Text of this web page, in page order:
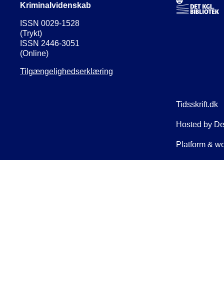
Kriminalvidenskab
ISSN 0029-1528
(Trykt)
ISSN 2446-3051
(Online)
Tilgængelighedserklæring